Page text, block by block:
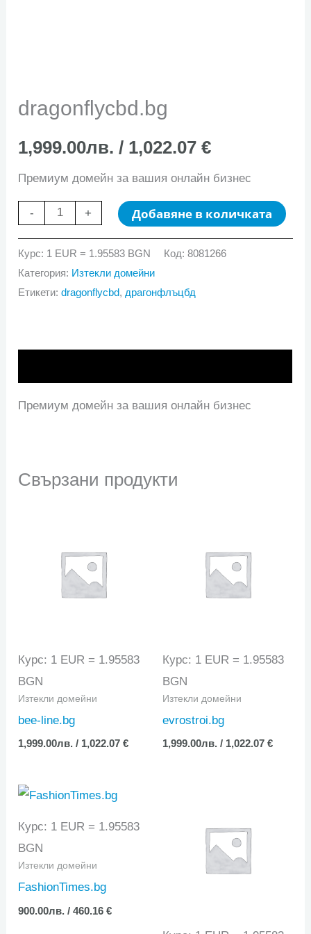
dragonflycbd.bg
1,999.00лв. / 1,022.07 €
Премиум домейн за вашия онлайн бизнес
-
количество
dragonflycbd.bg
+ Добавяне в количката
Курс: 1 EUR = 1.95583 BGN Код:8081266
Категория: Изтекли домейни
Етикети:dragonflycbd, драгонфлъцбд
Премиум домейн за вашия онлайн бизнес
Свързани продукти
Курс: 1 EUR = 1.95583
BGN
Изтекли домейни
bee-line.bg
1,999.00лв. / 1,022.07 €
Курс: 1 EUR = 1.95583
BGN
Изтекли домейни
evrostroi.bg
1,999.00лв. / 1,022.07 €
Курс: 1 EUR = 1.95583
BGN
Изтекли домейни
FashionTimes.bg
900.00лв. / 460.16 €